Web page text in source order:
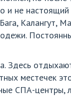
и не
местечек
СПА-центры,